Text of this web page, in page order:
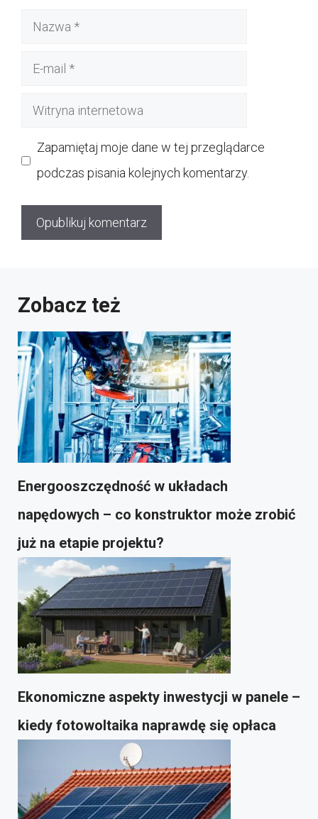
Nazwa
Witryna
Zapamiętaj moje dane w tej przeglądarce
podczas pisania kolejnych komentarzy.
Zobacz też
Energooszczędność w układach
napędowych – co konstruktor może zrobić
już na etapie projektu?
Ekonomiczne aspekty inwestycji w panele –
kiedy fotowoltaika naprawdę się opłaca